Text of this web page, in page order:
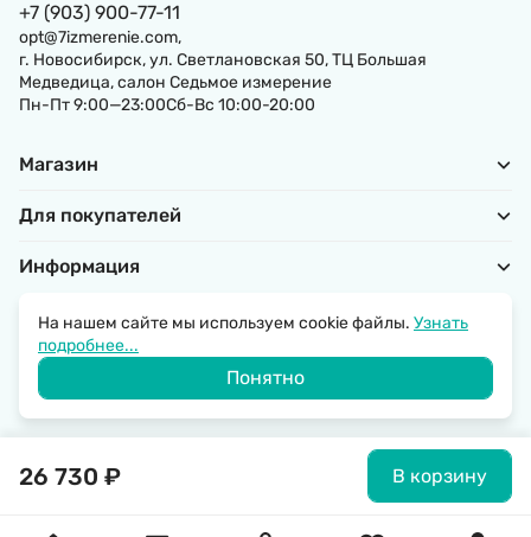
26 730 ₽ В корзину
+7 (903) 900-77-11
opt@7izmerenie.com,
г. Новосибирск, ул. Светлановская 50, ТЦ Большая
Медведица, салон Седьмое измерение
Пн-Пт 9:00—23:00Сб-Вс 10:00-20:00
Магазин
Для покупателей
Информация
© 2026 SantechRussia.
Политика обработки персональных данных
На нашем сайте мы используем cookie файлы. Узнать
подробнее...
Понятно